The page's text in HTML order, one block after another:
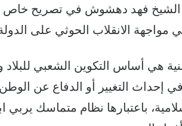
فهد دهشوش في تصريح خاص
في مواجهة الانقلاب الحوثي على
هي أساس التكوين الشعبي
في إحداث التغيير أو الدفاع عن
باعتبارها نظام متماسك يربي